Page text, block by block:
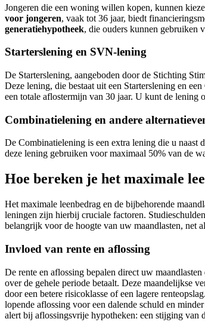
Jongeren die een woning willen kopen, kunnen
voor jongeren, vaak tot 36 jaar, biedt
generatiehypotheek, die ouders kunnen gebruiken
Starterslening en SVN-lening
De Starterslening, aangeboden door de Stichting
Deze lening, die bestaat uit een Starterslening en
een totale aflostermijn van 30 jaar. U kunt de lening
Combinatielening en andere
De Combinatielening is een extra lening die u naast
deze lening gebruiken voor maximaal 50% van de
Hoe bereken je het maximale
Het maximale leenbedrag en de bijbehorende
leningen zijn hierbij cruciale factoren.
belangrijk voor de hoogte van uw maandlasten, net
Invloed van rente en aflossing
De rente en aflossing bepalen direct uw
over de gehele periode betaalt. Deze maandelijkse
door een betere risicoklasse of een lagere
lopende aflossing voor een dalende schuld en
alert bij aflossingsvrije hypotheken: een stijging van